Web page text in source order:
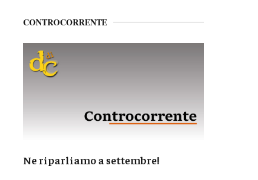
CONTROCORRENTE
Ne riparliamo a settembre!